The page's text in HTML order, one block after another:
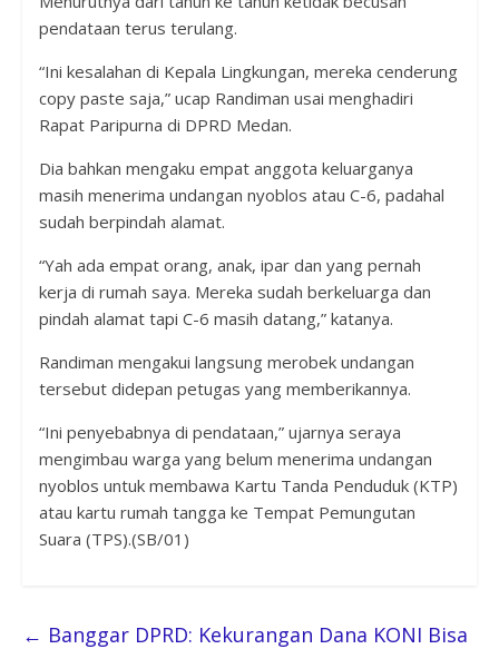
pendataan terus terulang.
“Ini kesalahan di Kepala Lingkungan, mereka cenderung
copy paste saja,” ucap Randiman usai menghadiri
Rapat Paripurna di DPRD Medan.
Dia bahkan mengaku empat anggota keluarganya
masih menerima undangan nyoblos atau C-6, padahal
sudah berpindah alamat.
“Yah ada empat orang, anak, ipar dan yang pernah
kerja di rumah saya. Mereka sudah berkeluarga dan
pindah alamat tapi C-6 masih datang,” katanya.
Randiman mengakui langsung merobek undangan
tersebut didepan petugas yang memberikannya.
“Ini penyebabnya di pendataan,” ujarnya seraya
mengimbau warga yang belum menerima undangan
nyoblos untuk membawa Kartu Tanda Penduduk (KTP)
atau kartu rumah tangga ke Tempat Pemungutan
Suara (TPS).(SB/01)
← Banggar DPRD: Kekurangan Dana KONI Bisa